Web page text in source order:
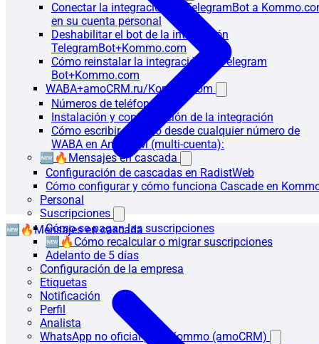
Conectar la integración de TelegramBot a
en su cuenta personal
Deshabilitar el bot de la integración
TelegramBot+Kommo.com
Cómo reinstalar la integración de Telegram
Bot+Kommo.com
WABA+amoCRM.ru/Kommo.com
Números de teléfono
Instalación y configuración de la integración
Cómo escribir primero desde cualquier número de
WABA en AmoCRM (multi-cuenta):
🆕🔥Mensajes en cascada
Configuración de cascadas en RadistWeb
Cómo configurar y cómo funciona Cascade en
Personal
Suscripciones
Cómo se pagan las suscripciones
🆕🔥Cómo recalcular o migrar suscripciones
Adelanto de 5 días
Configuración de la empresa
Etiquetas
Notificación
Perfil
Analista
WhatsApp no oficial para Kommo (amoCRM)
🆕🔥Mensajes en cascada